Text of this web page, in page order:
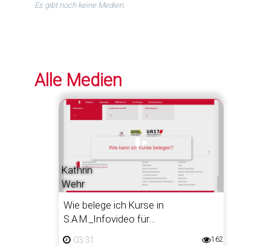
Es gibt noch keine Medien.
Alle Medien
Kathrin
Wehr
Wie belege ich Kurse in
S.A.M._Infovideo für
03:31
03:31
162